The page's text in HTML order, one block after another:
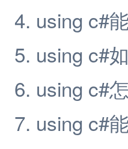
using c#
using c#
using c#
using c#